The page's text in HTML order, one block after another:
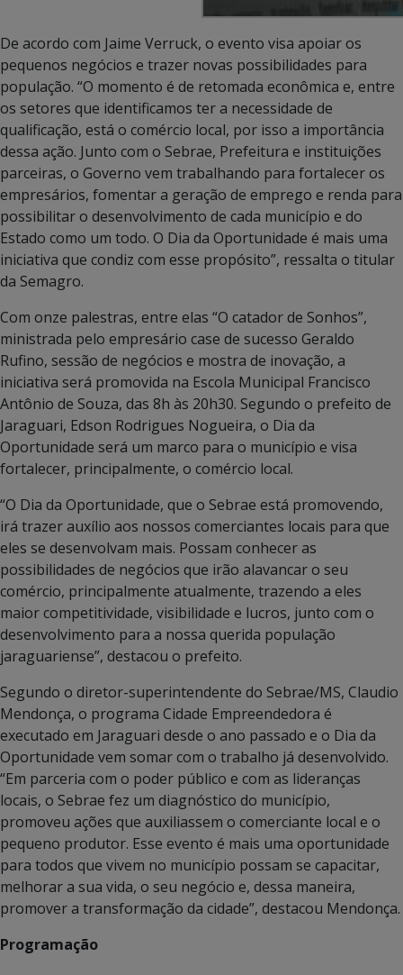
De acordo com Jaime Verruck, o evento visa apoiar os
pequenos negócios e trazer novas possibilidades para
população. “O momento é de retomada econômica e, entre
os setores que identificamos ter a necessidade de
qualificação, está o comércio local, por isso a importância
dessa ação. Junto com o Sebrae, Prefeitura e instituições
parceiras, o Governo vem trabalhando para fortalecer os
empresários, fomentar a geração de emprego e renda para
possibilitar o desenvolvimento de cada município e do
Estado como um todo. O Dia da Oportunidade é mais uma
iniciativa que condiz com esse propósito”, ressalta o titular
da Semagro.
Com onze palestras, entre elas “O catador de Sonhos”,
ministrada pelo empresário case de sucesso Geraldo
Rufino, sessão de negócios e mostra de inovação, a
iniciativa será promovida na Escola Municipal Francisco
Antônio de Souza, das 8h às 20h30. Segundo o prefeito de
Jaraguari, Edson Rodrigues Nogueira, o Dia da
Oportunidade será um marco para o município e visa
fortalecer, principalmente, o comércio local.
“O Dia da Oportunidade, que o Sebrae está promovendo,
irá trazer auxílio aos nossos comerciantes locais para que
eles se desenvolvam mais. Possam conhecer as
possibilidades de negócios que irão alavancar o seu
comércio, principalmente atualmente, trazendo a eles
maior competitividade, visibilidade e lucros, junto com o
desenvolvimento para a nossa querida população
jaraguariense”, destacou o prefeito.
Segundo o diretor-superintendente do Sebrae/MS, Claudio
Mendonça, o programa Cidade Empreendedora é
executado em Jaraguari desde o ano passado e o Dia da
Oportunidade vem somar com o trabalho já desenvolvido.
“Em parceria com o poder público e com as lideranças
locais, o Sebrae fez um diagnóstico do município,
promoveu ações que auxiliassem o comerciante local e o
pequeno produtor. Esse evento é mais uma oportunidade
para todos que vivem no município possam se capacitar,
melhorar a sua vida, o seu negócio e, dessa maneira,
promover a transformação da cidade”, destacou Mendonça.
Programação